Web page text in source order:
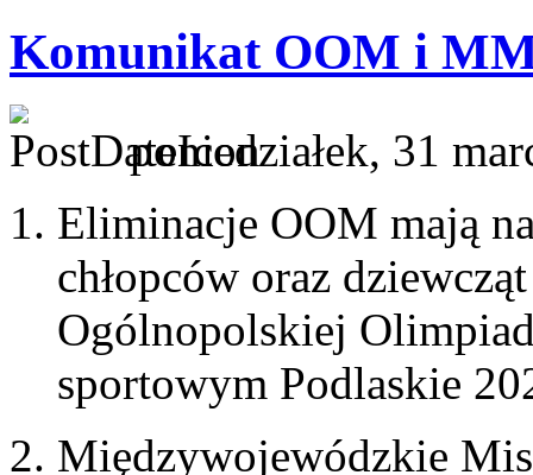
Komunikat OOM i
poniedziałek, 31
Eliminacje OOM mają
chłopców oraz
Ogólnopolskiej
sportowym Podlaskie
Międzywojewódzkie